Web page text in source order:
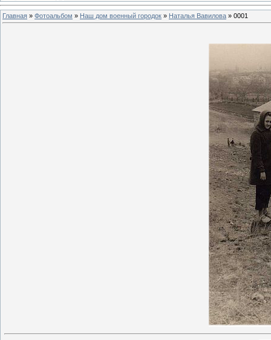
Главная » Фотоальбом » Наш дом военный городок » Наталья Вавилова » 0001